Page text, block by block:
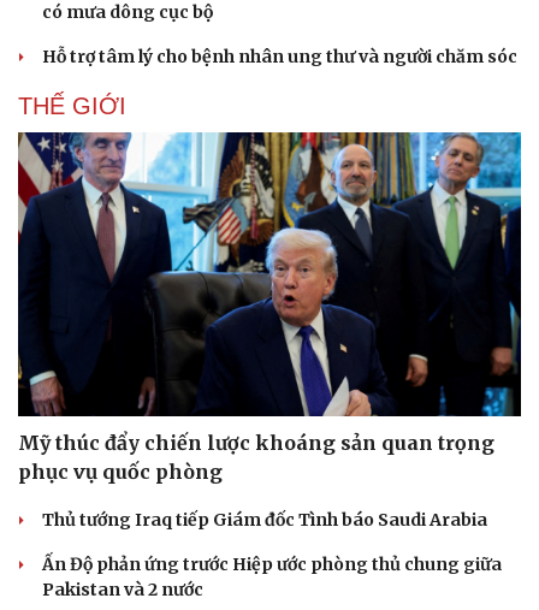
Sức khỏe
có mưa dông cục bộ
Hỗ trợ tâm lý cho bệnh nhân ung thư và người chăm sóc
THẾ GIỚI
Mỹ thúc đẩy chiến lược khoáng sản quan trọng
phục vụ quốc phòng
Thủ tướng Iraq tiếp Giám đốc Tình báo Saudi Arabia
Ấn Độ phản ứng trước Hiệp ước phòng thủ chung giữa
Pakistan và 2 nước